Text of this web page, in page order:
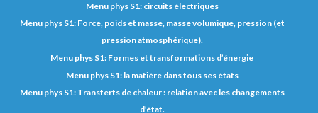
Menu phys S1: circuits électriques
Menu phys S1: Force, poids et masse, masse volumique, pression (et
pression atmosphérique).
Menu phys S1: Formes et transformations d’énergie
Menu phys S1: la matière dans tous ses états
Menu phys S1: Transferts de chaleur : relation avec les changements
d’état.